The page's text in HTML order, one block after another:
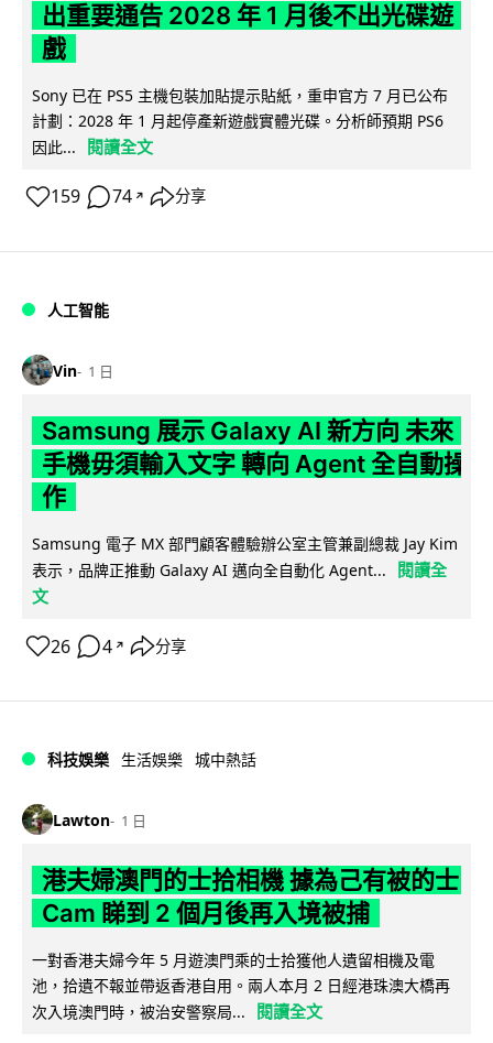
出重要通告 2028 年 1 月後不出光碟遊
戲
Sony 已在 PS5 主機包裝加貼提示貼紙，重申官方 7 月已公布
計劃：2028 年 1 月起停產新遊戲實體光碟。分析師預期 PS6
因此...
閱讀全文
159 74 ↗ 分享
人工智能
Vin 1 日
Samsung 展示 Galaxy AI 新方向 未來
手機毋須輸入文字 轉向 Agent 全自動操
作
Samsung 電子 MX 部門顧客體驗辦公室主管兼副總裁 Jay Kim
表示，品牌正推動 Galaxy AI 邁向全自動化 Agent...
閱讀全
文
26 4 ↗ 分享
科技娛樂 生活娛樂 城中熱話
Lawton 1 日
港夫婦澳門的士拾相機 據為己有被的士
Cam 睇到 2 個月後再入境被捕
一對香港夫婦今年 5 月遊澳門乘的士拾獲他人遺留相機及電
池，拾遺不報並帶返香港自用。兩人本月 2 日經港珠澳大橋再
次入境澳門時，被治安警察局...
閱讀全文